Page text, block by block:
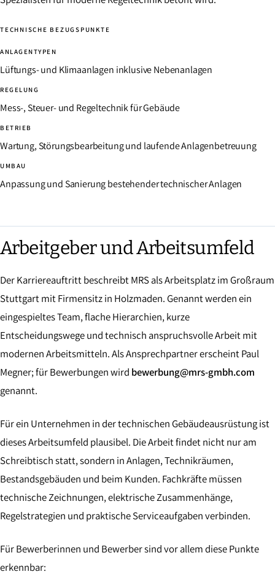
TECHNISCHE BEZUGSPUNKTE
ANLAGENTYPEN
Lüftungs- und Klimaanlagen inklusive Nebenanlagen
REGELUNG
Mess-, Steuer- und Regeltechnik für Gebäude
BETRIEB
Wartung, Störungsbearbeitung und laufende Anlagenbetreuung
UMBAU
Anpassung und Sanierung bestehender technischer Anlagen
Arbeitgeber und Arbeitsumfeld
Der Karriereauftritt beschreibt MRS als Arbeitsplatz im Großraum
Stuttgart mit Firmensitz in Holzmaden. Genannt werden ein
eingespieltes Team, flache Hierarchien, kurze
Entscheidungswege und technisch anspruchsvolle Arbeit mit
modernen Arbeitsmitteln. Als Ansprechpartner erscheint Paul
Megner; für Bewerbungen wird bewerbung@mrs-gmbh.com
genannt.
Für ein Unternehmen in der technischen Gebäudeausrüstung ist
dieses Arbeitsumfeld plausibel. Die Arbeit findet nicht nur am
Schreibtisch statt, sondern in Anlagen, Technikräumen,
Bestandsgebäuden und beim Kunden. Fachkräfte müssen
technische Zeichnungen, elektrische Zusammenhänge,
Regelstrategien und praktische Serviceaufgaben verbinden.
Für Bewerberinnen und Bewerber sind vor allem diese Punkte
erkennbar: